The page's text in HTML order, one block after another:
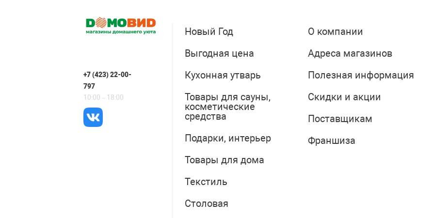
+7 (423) 22-00-
797
10:00 – 18:00
Новый Год
Выгодная цена
Кухонная утварь
Товары для сауны,
косметические
средства
Подарки, интерьер
Товары для дома
Текстиль
Столовая
О компании
Адреса магазинов
Полезная информация
Скидки и акции
Поставщикам
Франшиза